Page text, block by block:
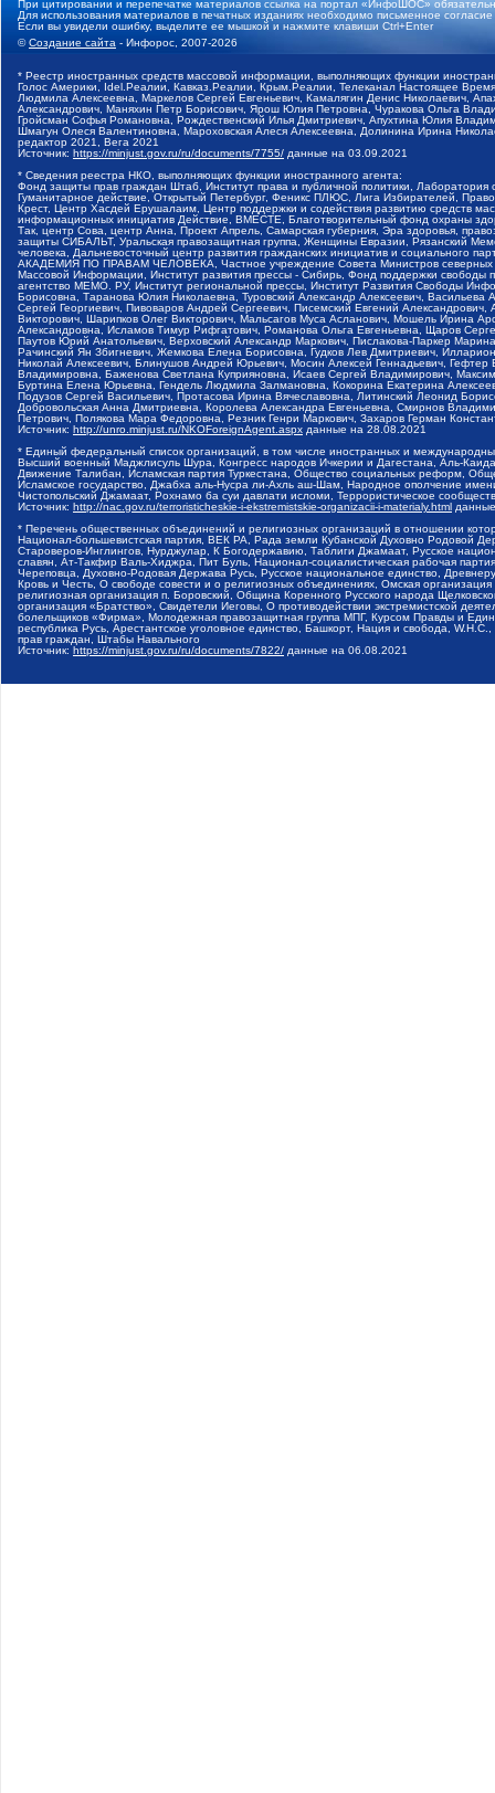
При цитировании и перепечатке материалов ссылка на портал «ИнфоШОС»
Для использования материалов в печатных изданиях необходимо письменное
Если вы увидели ошибку, выделите ее мышкой и нажмите клавиши Ctrl+Enter
©Создание сайта - Инфорос, 2007-2026
* Реестр иностранных средств массовой информации, выполняющих функции
Голос Америки, Idel.Реалии, Кавказ.Реалии, Крым.Реалии, Телеканал Настоящее
Людмила Алексеевна, Маркелов Сергей Евгеньевич, Камалягин Денис Николаевич,
Александрович, Маняхин Петр Борисович, Ярош Юлия Петровна, Чуракова Ольга
Гройсман Софья Романовна, Рождественский Илья Дмитриевич, Апухтина Юлия
Шмагун Олеся Валентиновна, Мароховская Алеся Алексеевна, Долинина Ирина
редактор 2021, Вега 2021
Источник: https://minjust.gov.ru/ru/documents/7755/ данные на 03.09.2021
* Сведения реестра НКО, выполняющих функции иностранного агента:
Фонд защиты прав граждан Штаб, Институт права и публичной политики,
Гуманитарное действие, Открытый Петербург, Феникс ПЛЮС, Лига Избирателей,
Крест, Центр Хасдей Ерушалаим, Центр поддержки и содействия развитию средств
информационных инициатив Действие, ВМЕСТЕ, Благотворительный фонд охраны
Так, центр Сова, центр Анна, Проект Апрель, Самарская губерния, Эра здоровья,
защиты СИБАЛЬТ, Уральская правозащитная группа, Женщины Евразии, Рязанский
человека, Дальневосточный центр развития гражданских инициатив и социального
АКАДЕМИЯ ПО ПРАВАМ ЧЕЛОВЕКА, Частное учреждение Совета Министров северных
Массовой Информации, Институт развития прессы - Сибирь, Фонд поддержки
агентство МЕМО. РУ, Институт региональной прессы, Институт Развития Свободы
Борисовна, Таранова Юлия Николаевна, Туровский Александр Алексеевич,
Сергей Георгиевич, Пивоваров Андрей Сергеевич, Писемский Евгений
Викторович, Шарипков Олег Викторович, Мальсагов Муса Асланович, Мошель Ирина
Александровна, Исламов Тимур Рифгатович, Романова Ольга Евгеньевна, Щаров
Паутов Юрий Анатольевич, Верховский Александр Маркович, Пислакова-Паркер
Рачинский Ян Збигневич, Жемкова Елена Борисовна, Гудков Лев Дмитриевич,
Николай Алексеевич, Блинушов Андрей Юрьевич, Мосин Алексей Геннадьевич,
Владимировна, Баженова Светлана Куприяновна, Исаев Сергей Владимирович,
Буртина Елена Юрьевна, Гендель Людмила Залмановна, Кокорина Екатерина
Подузов Сергей Васильевич, Протасова Ирина Вячеславовна, Литинский Леонид
Добровольская Анна Дмитриевна, Королева Александра Евгеньевна, Смирнов
Петрович, Полякова Мара Федоровна, Резник Генри Маркович, Захаров Герман
Источник: http://unro.minjust.ru/NKOForeignAgent.aspx данные на 28.08.2021
* Единый федеральный список организаций, в том числе иностранных и
Высший военный Маджлисуль Шура, Конгресс народов Ичкерии и Дагестана, Аль-
Движение Талибан, Исламская партия Туркестана, Общество социальных реформ,
Исламское государство, Джабха аль-Нусра ли-Ахль аш-Шам, Народное ополчение
Чистопольский Джамаат, Рохнамо ба суи давлати исломи, Террористическое
Источник: http://nac.gov.ru/terroristicheskie-i-ekstremistskie-organizacii-i-materialy.html
* Перечень общественных объединений и религиозных организаций в отношении
Национал-большевистская партия, ВЕК РА, Рада земли Кубанской Духовно Родовой
Староверов-Инглингов, Нурджулар, К Богодержавию, Таблиги Джамаат, Русское
славян, Ат-Такфир Валь-Хиджра, Пит Буль, Национал-социалистическая рабочая
Череповца, Духовно-Родовая Держава Русь, Русское национальное единство,
Кровь и Честь, О свободе совести и о религиозных объединениях, Омская
религиозная организация п. Боровский, Община Коренного Русского народа
организация «Братство», Свидетели Иеговы, О противодействии экстремистской
болельщиков «Фирма», Молодежная правозащитная группа МПГ, Курсом Правды и
республика Русь, Арестантское уголовное единство, Башкорт, Нация и свобода,
прав граждан, Штабы Навального
Источник: https://minjust.gov.ru/ru/documents/7822/ данные на 06.08.2021